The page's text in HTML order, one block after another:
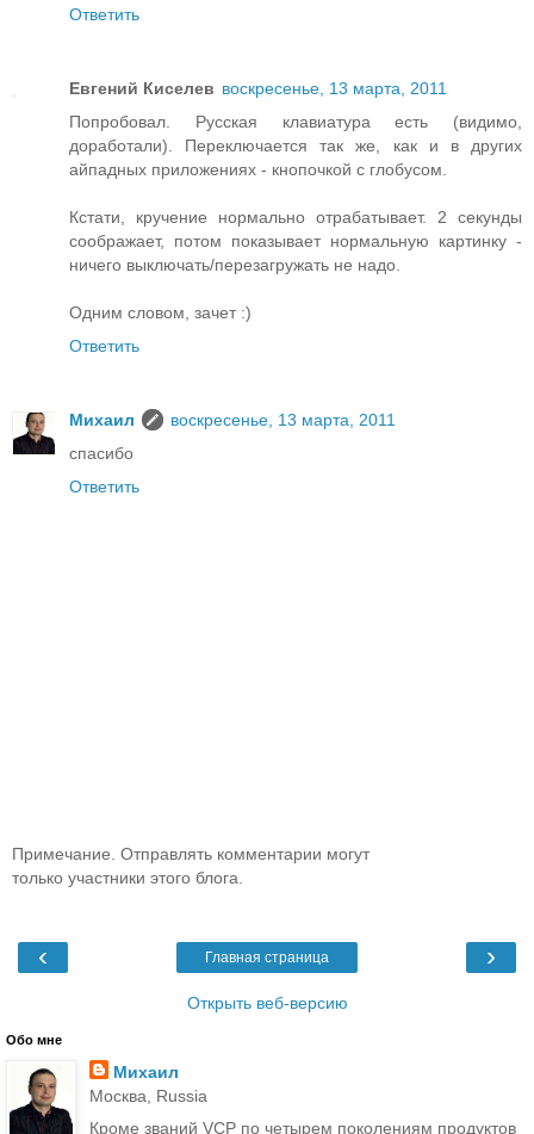
Ответить
Евгений Киселев воскресенье, 13 марта, 2011
Попробовал. Русская клавиатура есть (видимо,
доработали). Переключается так же, как и в других
айпадных приложениях - кнопочкой с глобусом.
Кстати, кручение нормально отрабатывает. 2 секунды
соображает, потом показывает нормальную картинку -
ничего выключать/перезагружать не надо.
Одним словом, зачет :)
Ответить
Михаил
воскресенье, 13 марта, 2011
спасибо
Ответить
Примечание. Отправлять комментарии могут
только участники этого блога.
‹ ›
Главная страница
Открыть веб-версию
Обо мне
Михаил
Москва, Russia
Кроме званий VCP по четырем поколениям продуктов